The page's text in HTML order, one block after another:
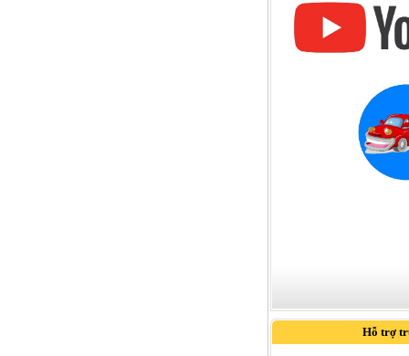
Hỗ trợ